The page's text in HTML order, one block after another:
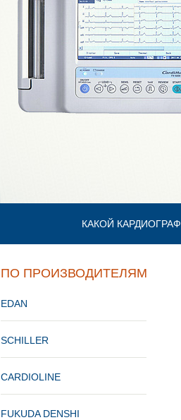
КАКОЙ
ПО ПРОИЗВОДИТЕЛЯМ
EDAN
SCHILLER
CARDIOLINE
FUKUDA DENSHI